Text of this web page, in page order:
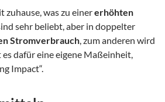
was zu einererhöhten
sehr beliebt, aber in doppelter
Stromverbrauch, zum anderen wird
dafür eine eigene Maßeinheit,
Impact“.